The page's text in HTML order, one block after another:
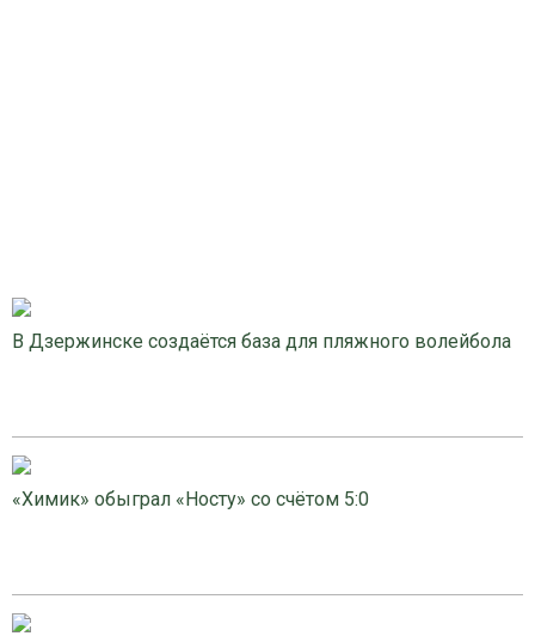
В Дзержинске создаётся база для пляжного волейбола
«Химик» обыграл «Носту» со счётом 5:0